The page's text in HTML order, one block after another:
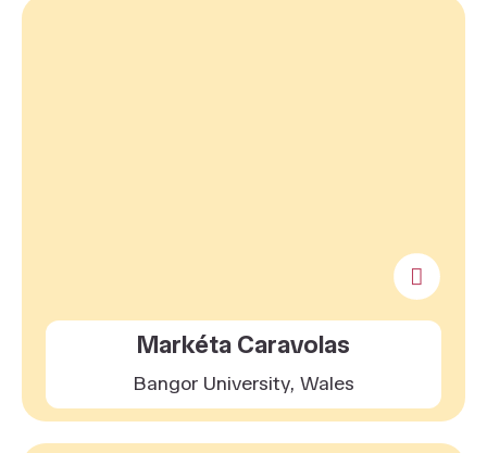
Markéta Caravolas
Bangor University, Wales